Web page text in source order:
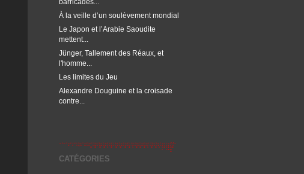
À la veille d’un soulèvement mondial
Le Japon et l’Arabie Saoudite
mettent...
Jünger, Tallement des Réaux, et
l'homme...
Les limites du Jeu
Alexandre Douguine et la croisade
contre...
CATÉGORIES